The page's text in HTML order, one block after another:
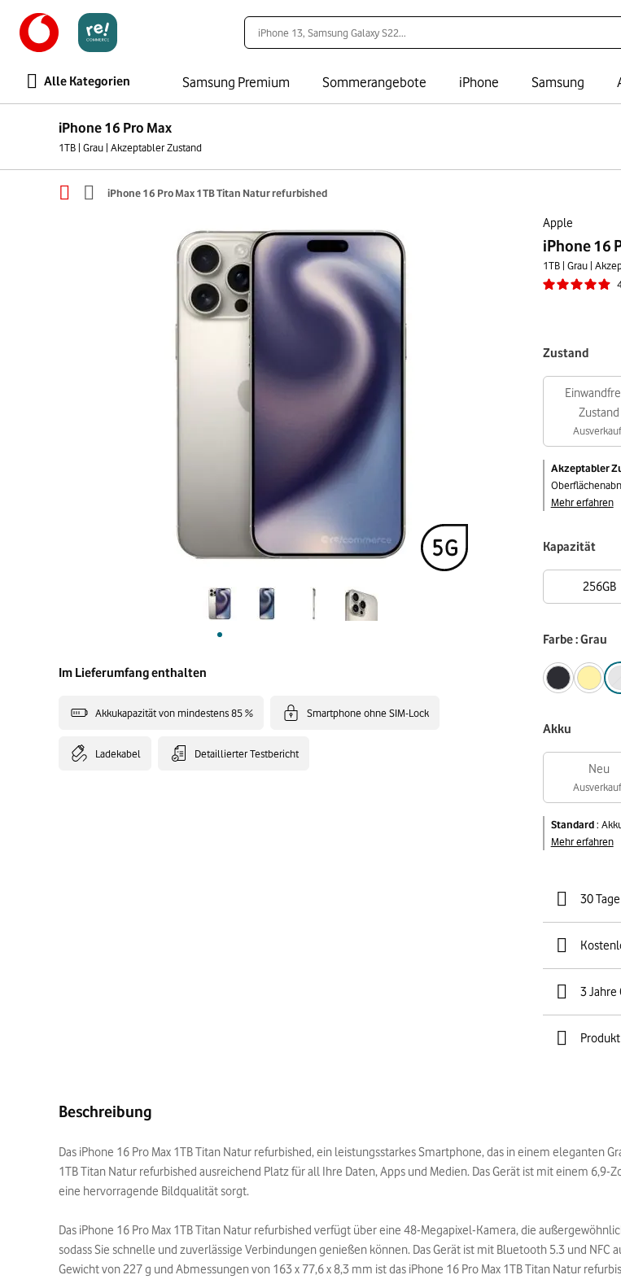
Alle Kategorien Samsung Premium Sommerangebote iPhone Samsung
iPhone 16 Pro Max
1TB | Grau | Akzeptabler Zustand
iPhone 16 Pro Max 1TB Titan Natur refurbished
Apple
iPhone 16
1TB | Grau |
Im Lieferumfang enthalten
Akkukapazität von mindestens 85 % Smartphone ohne SIM-Lock
Ladekabel Detaillierter Testbericht
Zustand
Zustand
Akzeptabler
Mehr erfahren
Kapazität
256GB
Farbe : Grau
Akku
Neu
Standard:
Mehr erfahren
30
3 Jahre
Beschreibung
Das iPhone 16 Pro Max 1TB Titan Natur refurbished, ein leistungsstarkes Smartphone, das in einem eleganten
1TB Titan Natur refurbished ausreichend Platz für all Ihre Daten, Apps und Medien. Das Gerät ist mit einem
eine hervorragende Bildqualität sorgt.
Das iPhone 16 Pro Max 1TB Titan Natur refurbished verfügt über eine 48-Megapixel-Kamera, die
sodass Sie schnelle und zuverlässige Verbindungen genießen können. Das Gerät ist mit Bluetooth 5.3 und
Gewicht von 227 g und Abmessungen von 163 x 77,6 x 8,3 mm ist das iPhone 16 Pro Max 1TB Titan Natur